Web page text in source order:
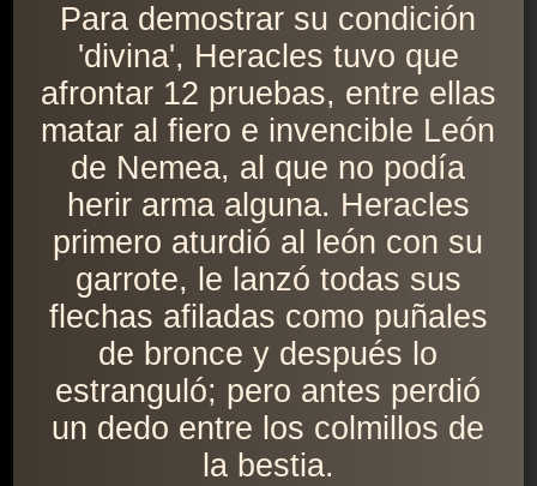
Para demostrar su condición
'divina', Heracles tuvo que
afrontar 12 pruebas, entre ellas
matar al fiero e invencible León
de Nemea, al que no podía
herir arma alguna. Heracles
primero aturdió al león con su
garrote, le lanzó todas sus
flechas afiladas como puñales
de bronce y después lo
estranguló; pero antes perdió
un dedo entre los colmillos de
la bestia.